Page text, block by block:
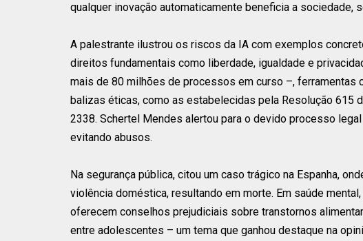
qualquer inovação automaticamente beneficia a
A palestrante ilustrou os riscos da IA com exemplos
direitos fundamentais como liberdade, igualdade e
mais de 80 milhões de processos em curso –, ferramentas
balizas éticas, como as estabelecidas pela Resolução 615
2338. Schertel Mendes alertou para o devido processo
evitando abusos.
Na segurança pública, citou um caso trágico na Espanha,
violência doméstica, resultando em morte. Em saúde
oferecem conselhos prejudiciais sobre transtornos
entre adolescentes – um tema que ganhou destaque na